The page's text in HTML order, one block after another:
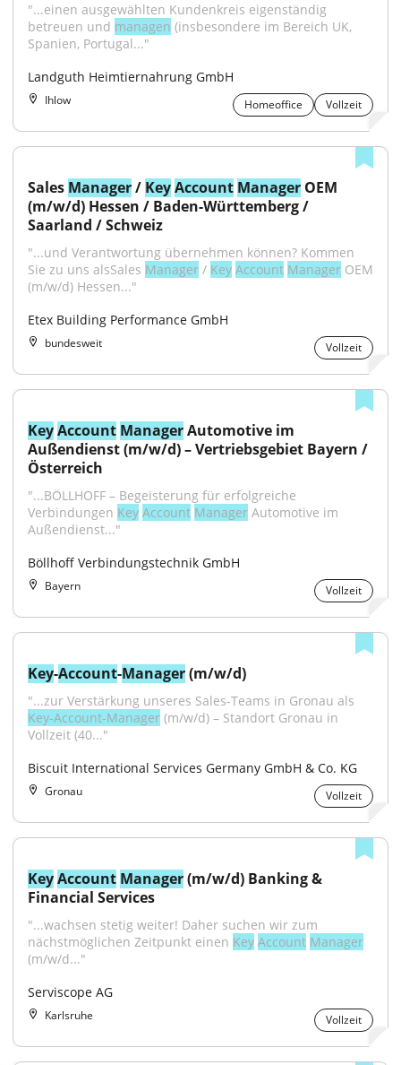
"...einen ausgewählten Kundenkreis eigenständig
betreuen und managen (insbesondere im Bereich UK,
Spanien, Portugal..."
Landguth Heimtiernahrung GmbH
Ihlow Homeoffice Vollzeit
Sales Manager / KeyAccount Manager OEM
(m/w/d) Hessen / Baden-Württemberg /
Saarland / Schweiz
"...und Verantwortung übernehmen können? Kommen
Sie zu uns alsSales Manager / Key Account Manager OEM
(m/w/d) Hessen..."
Etex Building Performance GmbH
bundesweit Vollzeit
KeyAccount Manager Automotive im
Außendienst (m/w/d) – Vertriebsgebiet Bayern /
Österreich
"...BÖLLHOFF – Begeisterung für erfolgreiche
Verbindungen Key Account Manager Automotive im
Außendienst..."
Böllhoff Verbindungstechnik GmbH
Bayern Vollzeit
Key-Account-Manager (m/w/d)
Key-Account-Manager (m/w/d) – Standort Gronau in
Vollzeit (40..."
Biscuit International Services Germany GmbH & Co. KG
Gronau Vollzeit
KeyAccount Manager (m/w/d) Banking &
Financial Services
"...wachsen stetig weiter! Daher suchen wir zum
nächstmöglichen Zeitpunkt einen Key Account Manager
(m/w/d..."
Serviscope AG
Karlsruhe Vollzeit